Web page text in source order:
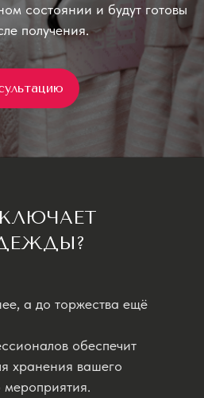
состоянии и будут готовы
получения.
а до торжества ещё
обеспечит
хранения вашего
мероприятия.